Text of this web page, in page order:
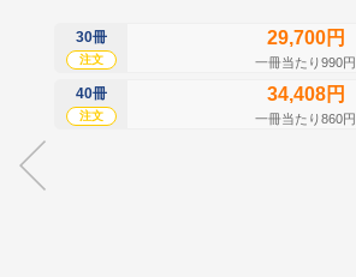
30冊
注文
29,700円
一冊当たり990円
40冊
注文
34,408円
一冊当たり860円